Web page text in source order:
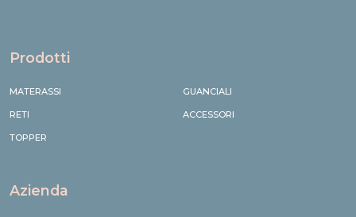
Prodotti
MATERASSI
RETI
TOPPER
GUANCIALI
ACCESSORI
Azienda